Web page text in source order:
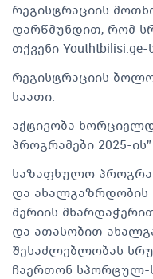
რეგისტრაციის
დარწმუნდით, რომ
თქვენი
რეგისტრაციის ბოლო
საათი.
აქტივობა
პროგრამები 2025-
საზაფხულო
და ახალგაზრდობის
მერიის
და ათასობით
შესაძლებლობას
ჩაერთონ სპორტულ-